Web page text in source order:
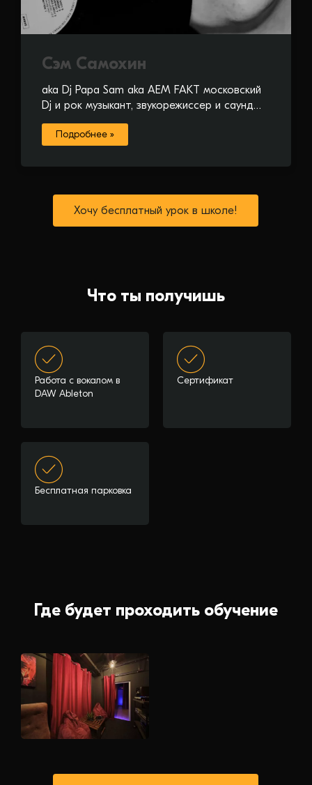
Сэм Самохин
aka Dj Papa Sam aka AEM FAKT московский
Dj и рок музыкант, звукорежиссер и саунд…
Подробнее »
Хочу бесплатный урок в школе!
Что ты получишь
Работа с вокалом в
DAW Ableton
Сертификат
Бесплатная парковка
Где будет проходить обучение